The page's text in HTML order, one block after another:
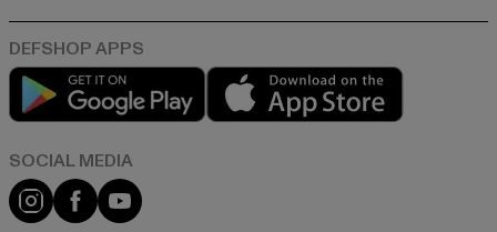
Play market
Instagram
FacebookYouTube